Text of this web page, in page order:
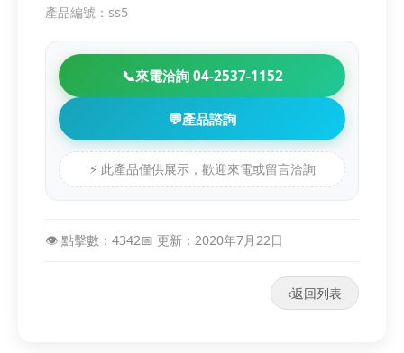
產品編號：ss5
📞來電洽詢 04-2537-1152
💬產品諮詢
⚡ 此產品僅供展示，歡迎來電或留言洽詢
👁️ 點擊數：4342📅 更新：2020年7月22日
‹返回列表